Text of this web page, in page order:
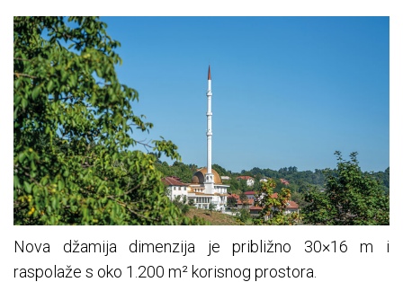
Nova džamija dimenzija je približno 30×16 m i
raspolaže s oko 1.200 m² korisnog prostora.